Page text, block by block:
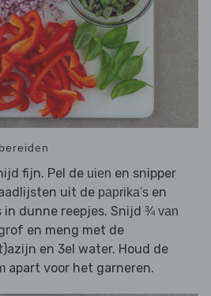
fijn. Pel de uien en snipper
uit de paprika's en
in dunne reepjes. Snijd ¾ van
en meng met de
en 3el water. Houd de
apart voor het garneren.